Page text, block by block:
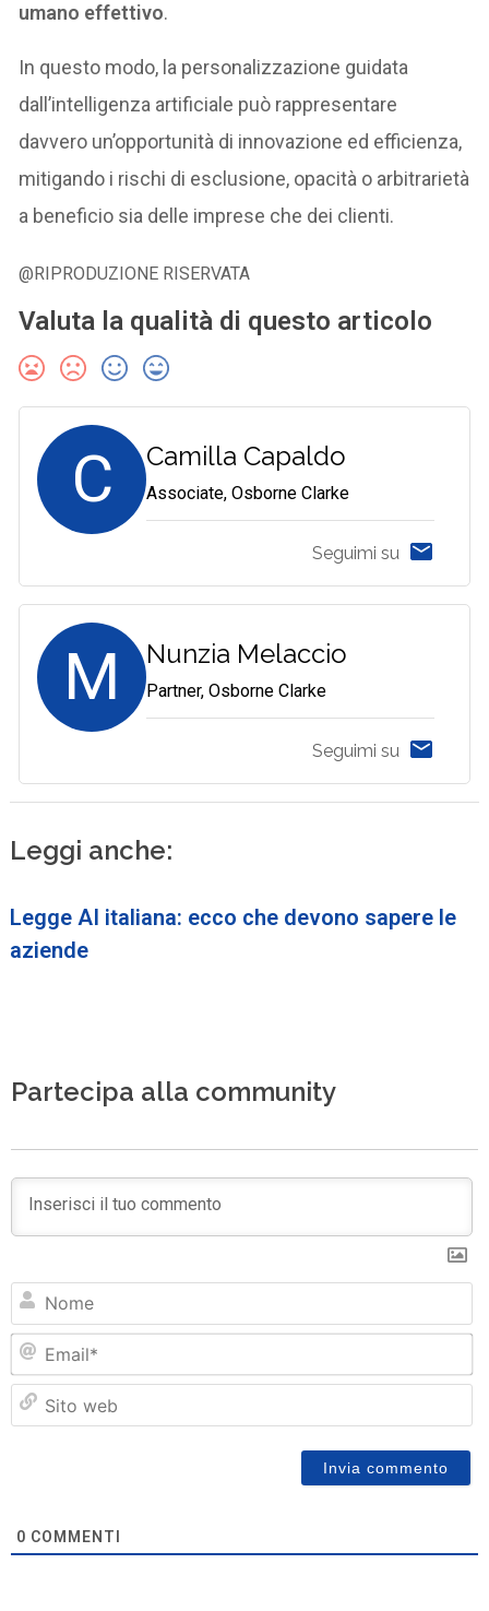
umano effettivo.
In questo modo, la personalizzazione guidata
dall’intelligenza artificiale può rappresentare
davvero un’opportunità di innovazione ed efficienza,
mitigando i rischi di esclusione, opacità o arbitrarietà
a beneficio sia delle imprese che dei clienti.
@RIPRODUZIONE RISERVATA
Valuta la qualità di questo articolo
C Camilla Capaldo
Associate, Osborne Clarke
Seguimi su
M Nunzia Melaccio
Partner, Osborne Clarke
Seguimi su
Leggi anche:
Legge AI italiana: ecco che devono sapere le
aziende
Partecipa alla community
0 COMMENTI